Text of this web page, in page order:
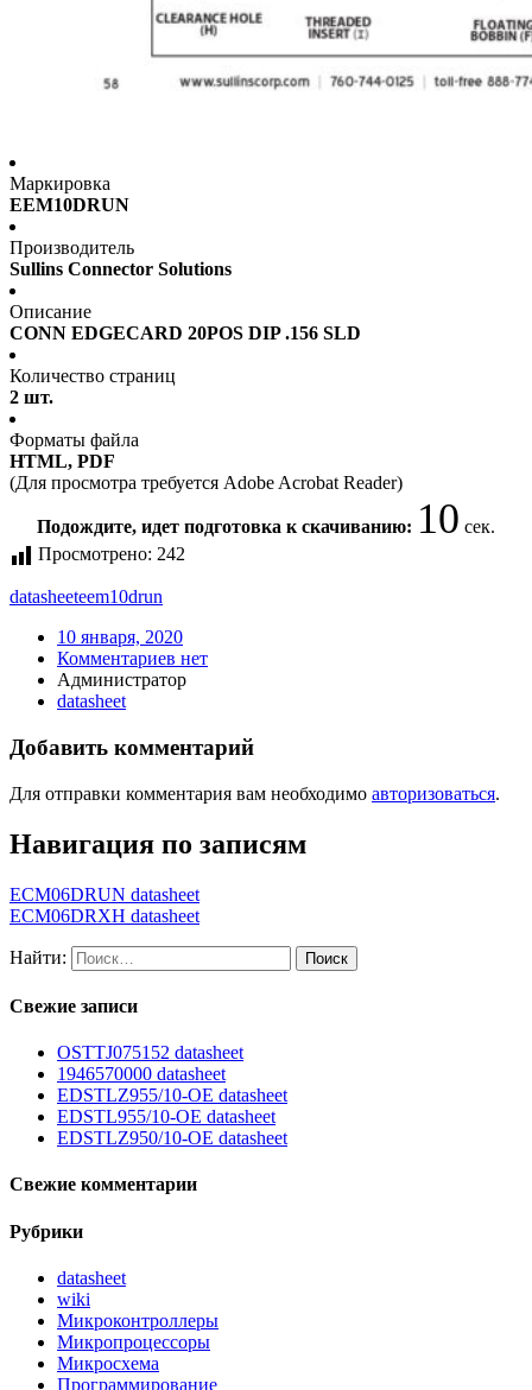
Маркировка
EEM10DRUN
Производитель
Sullins Connector Solutions
Описание
CONN EDGECARD 20POS DIP .156 SLD
Количество страниц
2 шт.
Форматы файла
HTML, PDF
(Для просмотра требуется Adobe Acrobat Reader)
Подождите, идет подготовка к скачиванию: 10 сек.
Просмотрено: 242
datasheeteem10drun
10 января, 2020
Комментариев нет
Администратор
datasheet
Добавить комментарий
Для отправки комментария вам необходимо авторизоваться.
Навигация по записям
ECM06DRUN datasheet
ECM06DRXH datasheet
Найти:
Свежие записи
OSTTJ075152 datasheet
1946570000 datasheet
EDSTLZ955/10-OE datasheet
EDSTL955/10-OE datasheet
EDSTLZ950/10-OE datasheet
Свежие комментарии
Рубрики
datasheet
wiki
Микроконтроллеры
Микропроцессоры
Микросхема
Программирование